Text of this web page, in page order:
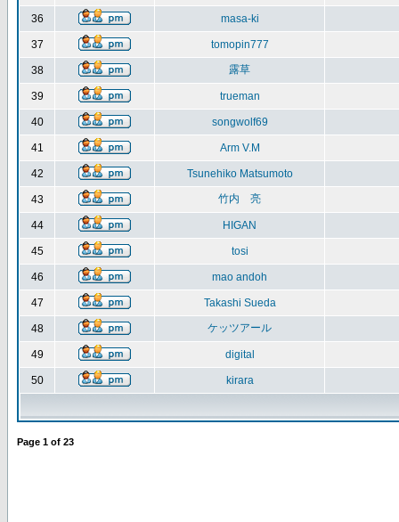
36 masa-ki
37 tomopin777
38 露草
39 trueman
40 songwolf69
41 Arm V.M
42 Tsunehiko Matsumoto
43 竹内 亮
44 HIGAN
45 tosi
46 mao andoh
47 Takashi Sueda
48 ケッツアール
49 digital
50 kirara
Page 1 of 23